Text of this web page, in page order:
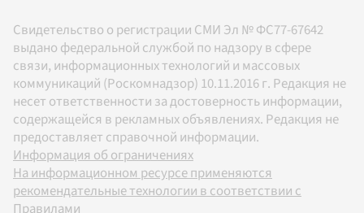
Свидетельство о регистрации СМИ Эл № ФС77-67642
выдано федеральной службой по надзору в сфере
связи, информационных технологий и массовых
коммуникаций (Роскомнадзор) 10.11.2016 г. Редакция не
несет ответственности за достоверность информации,
содержащейся в рекламных объявлениях. Редакция не
предоставляет справочной информации.
Информация об ограничениях
На информационном ресурсе применяются
рекомендательные технологии в соответствии с
Правилами